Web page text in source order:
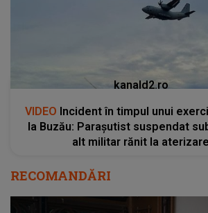
kanald2.ro
VIDEO Incident în timpul unui
la Buzău: Parașutist suspendat
alt militar rănit la aterizare
RECOMANDĂRI